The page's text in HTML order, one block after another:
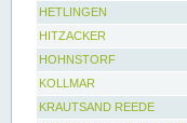
HETLINGEN
HITZACKER
HOHNSTORF
KOLLMAR
KRAUTSAND REEDE